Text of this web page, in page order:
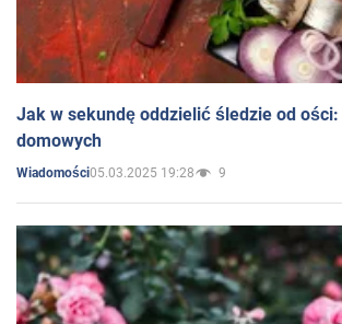
Jak w sekundę oddzielić śledzie od
domowych
Wiadomości05.03.2025 19:28 9